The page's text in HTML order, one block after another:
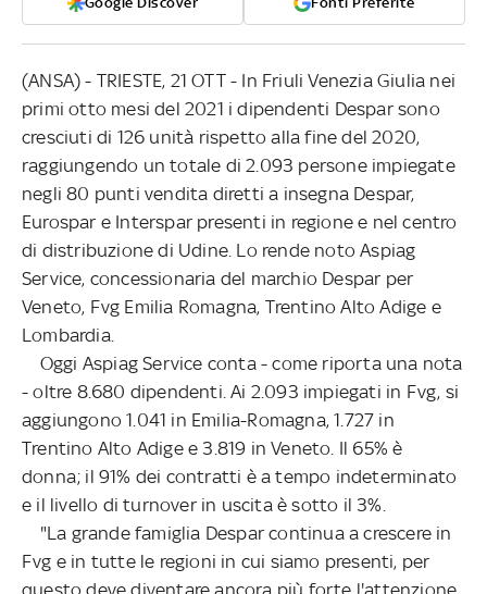
(ANSA) - TRIESTE, 21 OTT - In Friuli Venezia Giulia nei
primi otto mesi del 2021 i dipendenti Despar sono
cresciuti di 126 unità rispetto alla fine del 2020,
raggiungendo un totale di 2.093 persone impiegate
negli 80 punti vendita diretti a insegna Despar,
Eurospar e Interspar presenti in regione e nel centro
di distribuzione di Udine. Lo rende noto Aspiag
Service, concessionaria del marchio Despar per
Veneto, Fvg Emilia Romagna, Trentino Alto Adige e
Lombardia.
Oggi Aspiag Service conta - come riporta una nota
- oltre 8.680 dipendenti. Ai 2.093 impiegati in Fvg, si
aggiungono 1.041 in Emilia-Romagna, 1.727 in
Trentino Alto Adige e 3.819 in Veneto. Il 65% è
donna; il 91% dei contratti è a tempo indeterminato
e il livello di turnover in uscita è sotto il 3%.
"La grande famiglia Despar continua a crescere in
Fvg e in tutte le regioni in cui siamo presenti, per
questo deve diventare ancora più forte l'attenzione